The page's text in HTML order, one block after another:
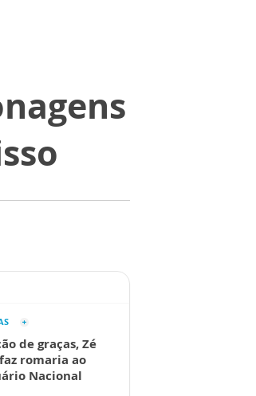
de graças, Zé
romaria ao
Nacional